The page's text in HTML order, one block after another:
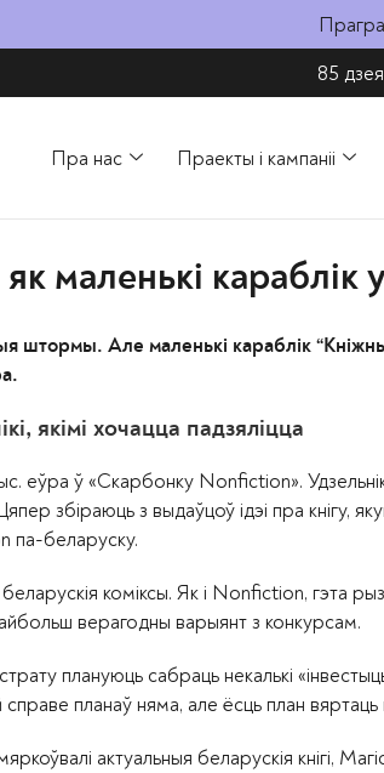
85
Пра нас Праекты і кампаніі
маленькі
Але маленькі караблік “Кніжны
якімі хочацца падзяліцца
еўра ў «Скарбонку Nonfiction».
збіраюць з выдаўцоў ідэі пра кнігу,
па-беларуску.
коміксы. Як і Nonfiction, гэта
верагодны варыянт з конкурсам.
плануюць сабраць некалькі
справе планаў няма, але ёсць план
актуальныя беларускія кнігі,